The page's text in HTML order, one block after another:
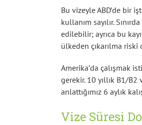
Bu vizeyle ABD’de bir
kullanım sayılır.
edilebilir; ayrıca bu
ülkeden çıkarılma riski
Amerika’da çalışmak
gerekir. 10 yıllık B1/
anlattığımız 6 aylık
Vize Süresi